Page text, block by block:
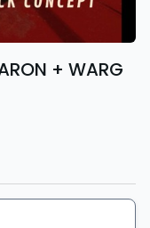
+ WARG